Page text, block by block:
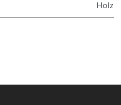
Holz